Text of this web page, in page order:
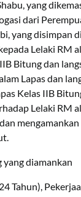
yang
dari
yang disimpan
Lelaki RM
Bitung dan
Lapas dan
Kelas IIB
Lelaki RM
diamankan
Tahun),